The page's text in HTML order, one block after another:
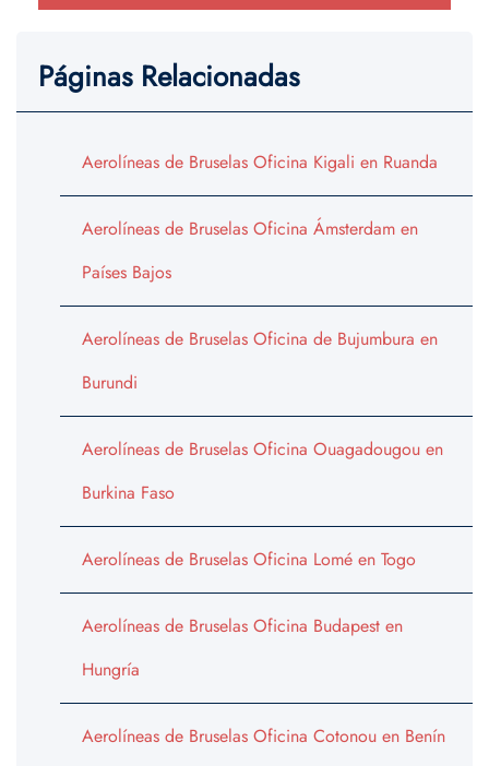
Páginas Relacionadas
Aerolíneas de Bruselas Oficina Kigali en Ruanda
Aerolíneas de Bruselas Oficina Ámsterdam en
Países Bajos
Aerolíneas de Bruselas Oficina de Bujumbura en
Burundi
Aerolíneas de Bruselas Oficina Ouagadougou en
Burkina Faso
Aerolíneas de Bruselas Oficina Lomé en Togo
Aerolíneas de Bruselas Oficina Budapest en
Hungría
Aerolíneas de Bruselas Oficina Cotonou en Benín